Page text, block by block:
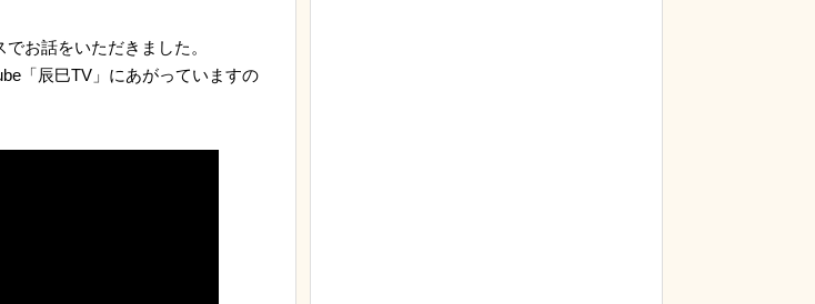
お話をいただきました。
「辰巳TV」にあがっていますの